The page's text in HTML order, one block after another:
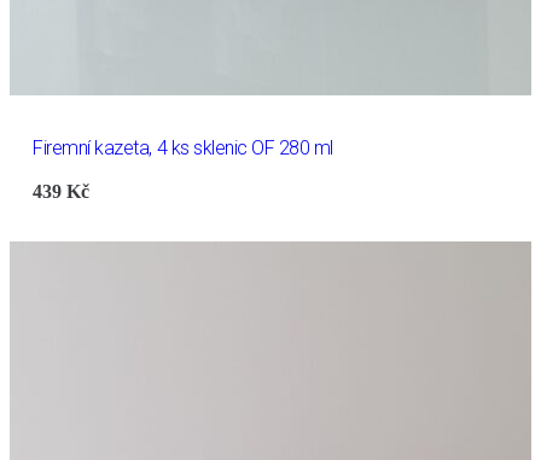
Firemní kazeta, 4 ks sklenic OF 280 ml
439Kč